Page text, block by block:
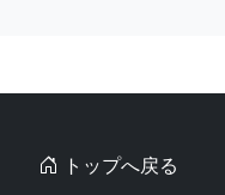
トップへ戻る